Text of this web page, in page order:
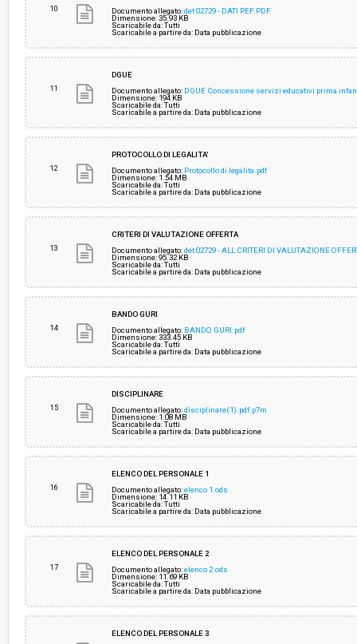
10
Documento allegato:det 02729 - DATI PEF.PDF
Dimensione: 35.93 KB
Scaricabile da: Tutti
Scaricabile a partire da: Data pubblicazione
11
DGUE
Documento allegato: DGUE Concessione servizi educativi prima
Dimensione: 194 KB
Scaricabile da: Tutti
Scaricabile a partire da: Data pubblicazione
12
PROTOCOLLO DI LEGALITA'
Documento allegato: Protocollo di legalita.pdf
Dimensione: 1.54 MB
Scaricabile da: Tutti
Scaricabile a partire da: Data pubblicazione
13
CRITERI DI VALUTAZIONE OFFERTA
Documento allegato:det 02729 - ALL CRITERI DI VALUTAZIONE
Dimensione: 95.32 KB
Scaricabile da: Tutti
Scaricabile a partire da: Data pubblicazione
14
BANDO GURI
Documento allegato: BANDO GURI.pdf
Dimensione: 333.45 KB
Scaricabile da: Tutti
Scaricabile a partire da: Data pubblicazione
15
DISCIPLINARE
Documento allegato:disciplinare(1).pdf.p7m
Dimensione: 1.08 MB
Scaricabile da: Tutti
Scaricabile a partire da: Data pubblicazione
16
ELENCO DEL PERSONALE 1
Documento allegato:elenco 1.ods
Dimensione: 14.11 KB
Scaricabile da: Tutti
Scaricabile a partire da: Data pubblicazione
17
ELENCO DEL PERSONALE 2
Documento allegato:elenco 2.ods
Dimensione: 11.69 KB
Scaricabile da: Tutti
Scaricabile a partire da: Data pubblicazione
ELENCO DEL PERSONALE 3